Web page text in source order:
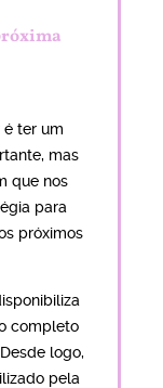
é ter um
mas
que nos
para
próximos
completo
logo,
pela